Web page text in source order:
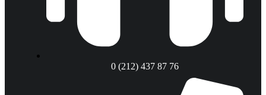
0 (212) 437 87 76